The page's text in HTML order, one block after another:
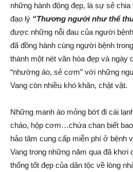
những hành động đẹp, là sự sẻ
đạo lý “Thương người như thể
được những nỗi đau của người
đã đồng hành cùng người bệnh
thành một nét văn hóa đẹp và ngày
“nhường áo, sẻ cơm” với những
Vang còn nhiều khó khăn, chật vật.
Những manh áo mỏng bớt đi cái
cháo, hộp cơm…chứa chan biết
hảo tâm cung cấp miễn phí ở bệnh
Vang trong những năm qua đã khơi
thống tốt đẹp của dân tộc về lòng